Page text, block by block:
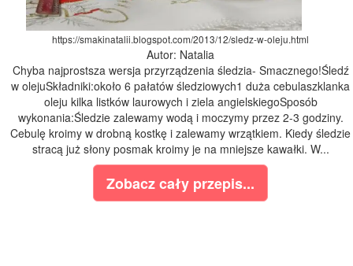
https://smakinatalii.blogspot.com/2013/12/sledz-w-oleju.html
Autor: Natalia
Chyba najprostsza wersja przyrządzenia śledzia- Smacznego!Śledź
w olejuSkładniki:około 6 pałatów śledziowych1 duża cebulaszklanka
oleju kilka listków laurowych i ziela angielskiegoSposób
wykonania:Śledzie zalewamy wodą i moczymy przez 2-3 godziny.
Cebulę kroimy w drobną kostkę i zalewamy wrzątkiem. Kiedy śledzie
stracą już słony posmak kroimy je na mniejsze kawałki. W...
Zobacz cały przepis...